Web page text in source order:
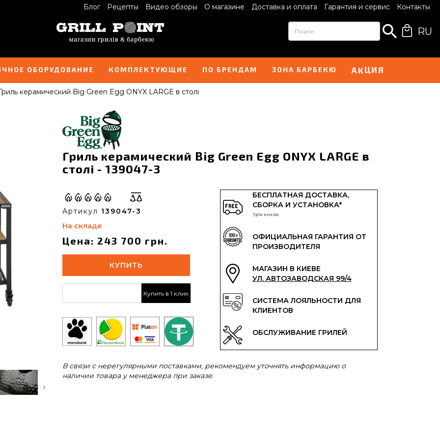
Блог Рецепты Видео обзоры О магазине Доставка и оплата Гарантия и сервис Контакты
RU
ОБОРУДОВАНИЕ КОМПЛЕКТУЮЩИЕ ПО БРЕНДАМ ЗОНА БАРБЕКЮ АКЦИЯ
керамический Big Green Egg ONYX LARGE в столі
›
Гриль керамический Big Green Egg ONYX LARGE в
столі - 139047-3
Артикул 139047-3
На складе
Цена: 243 700 грн.
КУПИТЬ
Купить в 1 клик
БЕСПЛАТНАЯ ДОСТАВКА,
СБОРКА И УСТАНОВКА*
*ДЛЯ КИЕВА
ОФИЦИАЛЬНАЯ ГАРАНТИЯ ОТ
ПРОИЗВОДИТЕЛЯ
МАГАЗИН В КИЕВЕ
УЛ. АВТОЗАВОДСКАЯ 99/4
СИСТЕМА ЛОЯЛЬНОСТИ ДЛЯ
КЛИЕНТОВ
ОБСЛУЖИВАНИЕ ГРИЛЕЙ
В связи с нерегулярными поставками, рекомендуем уточнять информацию о
наличии товара у менеджера при заказе.